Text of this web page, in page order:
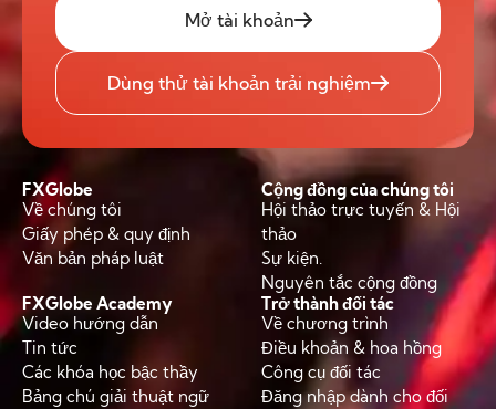
Mở tài khoản
Dùng thử tài khoản trải nghiệm
FXGlobe
Về chúng tôi
Giấy phép & quy định
Văn bản pháp luật
Cộng đồng của chúng tôi
Hội thảo trực tuyến & Hội
thảo
Sự kiện.
Nguyên tắc cộng đồng
FXGlobe Academy
Video hướng dẫn
Tin tức
Các khóa học bậc thầy
Bảng chú giải thuật ngữ
Trở thành đối tác
Về chương trình
Điều khoản & hoa hồng
Công cụ đối tác
Đăng nhập dành cho đối